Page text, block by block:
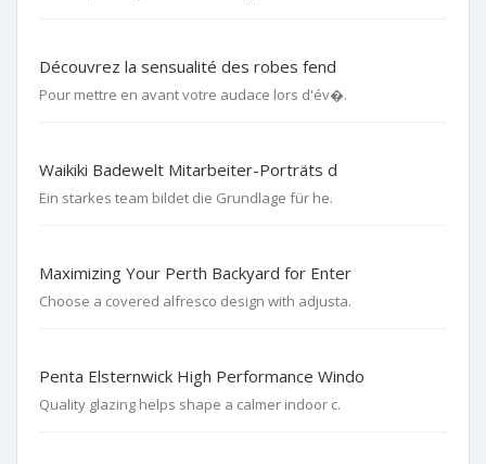
Découvrez la sensualité des robes fend
Pour mettre en avant votre audace lors d'év�.
Waikiki Badewelt Mitarbeiter-Porträts d
Ein starkes team bildet die Grundlage für he.
Maximizing Your Perth Backyard for Enter
Choose a covered alfresco design with adjusta.
Penta Elsternwick High Performance Windo
Quality glazing helps shape a calmer indoor c.